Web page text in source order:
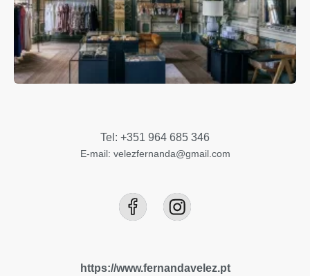
Tel: +351 964 685 346
E-mail: velezfernanda@gmail.com
https://www.fernandavelez.pt